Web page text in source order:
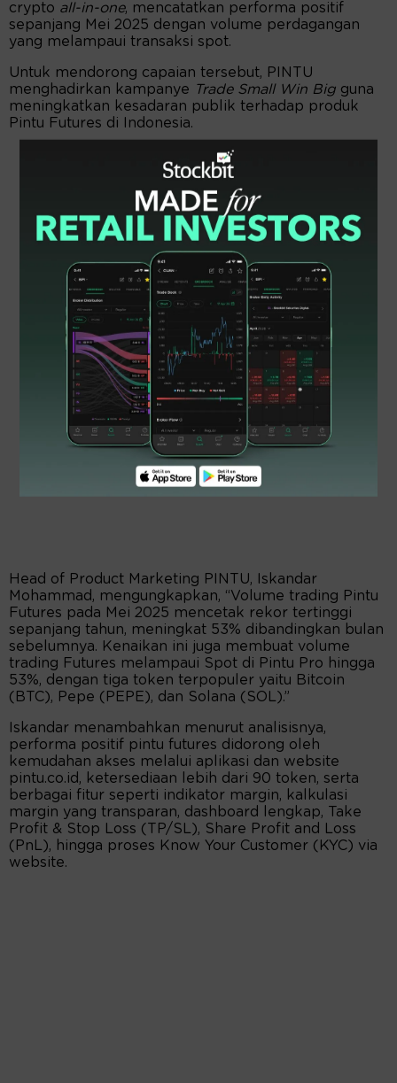
crypto all-in-one, mencatatkan performa positif
sepanjang Mei 2025 dengan volume perdagangan
yang melampaui transaksi spot.
Untuk mendorong capaian tersebut, PINTU
menghadirkan kampanye Trade Small Win Big guna
meningkatkan kesadaran publik terhadap produk
Pintu Futures di Indonesia.
Head of Product Marketing PINTU, Iskandar
Mohammad, mengungkapkan, “Volume trading Pintu
Futures pada Mei 2025 mencetak rekor tertinggi
sepanjang tahun, meningkat 53% dibandingkan bulan
sebelumnya. Kenaikan ini juga membuat volume
trading Futures melampaui Spot di Pintu Pro hingga
53%, dengan tiga token terpopuler yaitu Bitcoin
(BTC), Pepe (PEPE), dan Solana (SOL).”
Iskandar menambahkan menurut analisisnya,
performa positif pintu futures didorong oleh
kemudahan akses melalui aplikasi dan website
pintu.co.id, ketersediaan lebih dari 90 token, serta
berbagai fitur seperti indikator margin, kalkulasi
margin yang transparan, dashboard lengkap, Take
Profit & Stop Loss (TP/SL), Share Profit and Loss
(PnL), hingga proses Know Your Customer (KYC) via
website.